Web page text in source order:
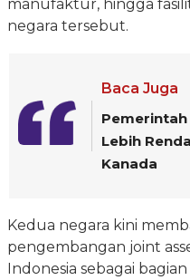
manufaktur, hingga
negara tersebut.
Baca Juga
Pemerintah
Lebih
Kanada
Kedua negara kini
pengembangan joint
Indonesia sebagai